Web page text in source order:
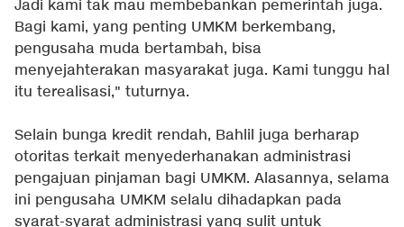
Jadi kami tak mau membebankan pemerintah juga.
Bagi kami, yang penting UMKM berkembang,
pengusaha muda bertambah, bisa
menyejahterakan masyarakat juga. Kami tunggu hal
itu terealisasi," tuturnya.
Selain bunga kredit rendah, Bahlil juga berharap
otoritas terkait menyederhanakan administrasi
pengajuan pinjaman bagi UMKM. Alasannya, selama
ini pengusaha UMKM selalu dihadapkan pada
syarat-syarat administrasi yang sulit untuk